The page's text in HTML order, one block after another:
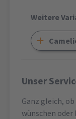
Weitere
Unser
Ganz gleich,
wünschen